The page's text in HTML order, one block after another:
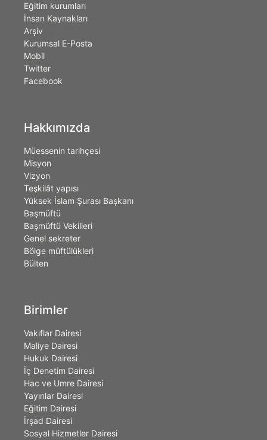
Eğitim kurumları
İnsan Kaynakları
Arşiv
Kurumsal E-Posta
Mobil
Twitter
Facebook
Hakkımızda
Müessenin tarihçesi
Misyon
Vizyon
Teşkilât yapısı
Yüksek İslam Şurası Başkanı
Başmüftü
Başmüftü Vekilleri
Genel sekreter
Bölge müftülükleri
Bülten
Birimler
Vakıflar Dairesi
Maliye Dairesi
Hukuk Dairesi
İç Denetim Dairesi
Hac ve Umre Dairesi
Yayınlar Dairesi
Eğitim Dairesi
İrşad Dairesi
Sosyal Hizmetler Dairesi